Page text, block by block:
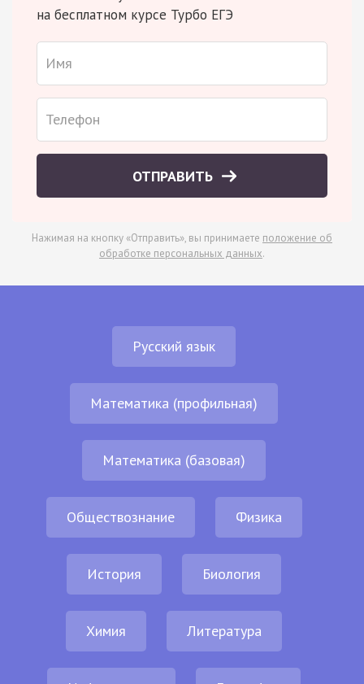
на бесплатном курсе Турбо ЕГЭ
ОТПРАВИТЬ
Нажимая на кнопку «Отправить», вы принимаете положение об
обработке персональных данных.
Русский язык
Математика (профильная)
Математика (базовая)
Обществознание Физика
История Биология
Химия Литература